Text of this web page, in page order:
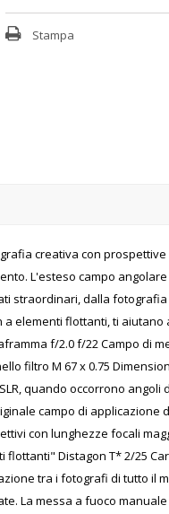
Stampa
creativa con
L'esteso campo
straordinari, dalla
elementi flottanti, ti
f/2.0 f/22 Campo di
filtro M 67 x 0.75
quando occorrono
campo di
con lunghezze focali
Distagon T* 2/25
tra i fotografi di tutto il
La messa a fuoco